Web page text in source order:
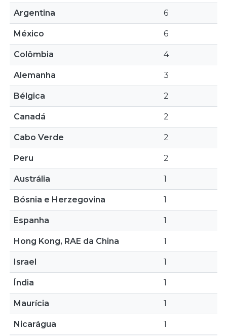
Argentina 6
México 6
Colômbia 4
Alemanha 3
Bélgica 2
Canadá 2
Cabo Verde 2
Peru 2
Austrália 1
Bósnia e Herzegovina 1
Espanha 1
Hong Kong, RAE da China 1
Israel 1
Índia 1
Maurícia 1
Nicarágua 1